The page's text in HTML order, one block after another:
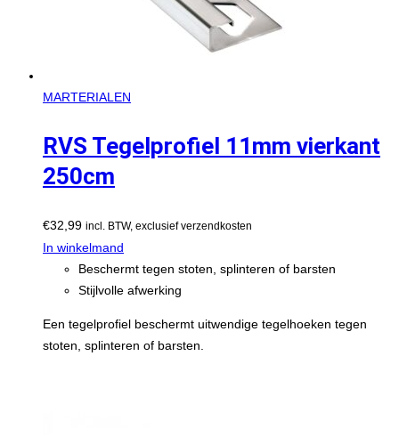
MARTERIALEN
RVS Tegelprofiel 11mm vierkant
250cm
€32,99 incl. BTW, exclusief verzendkosten
In winkelmand
Beschermt tegen stoten, splinteren of barsten
Stijlvolle afwerking
Een tegelprofiel beschermt uitwendige tegelhoeken tegen
stoten, splinteren of barsten.